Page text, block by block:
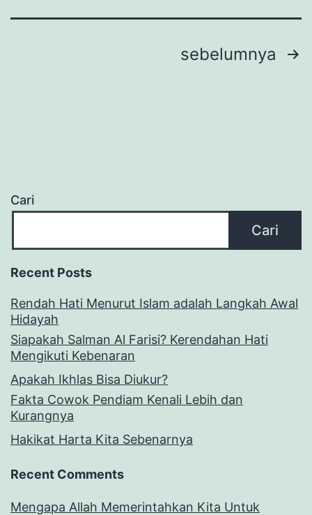
sebelumnya
Cari
Cari
Recent Posts
Rendah Hati Menurut Islam adalah Langkah Awal
Hidayah
Siapakah Salman Al Farisi? Kerendahan Hati
Mengikuti Kebenaran
Apakah Ikhlas Bisa Diukur?
Fakta Cowok Pendiam Kenali Lebih dan
Kurangnya
Hakikat Harta Kita Sebenarnya
Recent Comments
Mengapa Allah Memerintahkan Kita Untuk